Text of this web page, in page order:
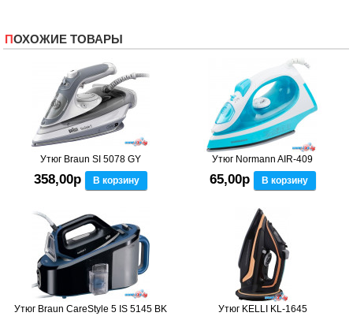
ПОХОЖИЕ ТОВАРЫ
Утюг Braun SI 5078 GY
358,00р В корзину
Утюг Normann AIR-409
65,00р В корзину
Утюг Braun CareStyle 5 IS 5145 BK Утюг KELLI KL-1645